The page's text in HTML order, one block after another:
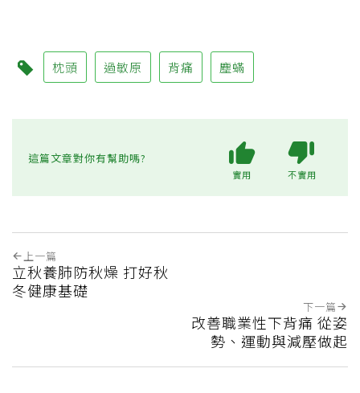
枕頭 過敏原 背痛 塵蟎
這篇文章對你有幫助嗎?
實用 不實用
上一篇
立秋養肺防秋燥 打好秋
冬健康基礎
下一篇
改善職業性下背痛 從姿
勢、運動與減壓做起